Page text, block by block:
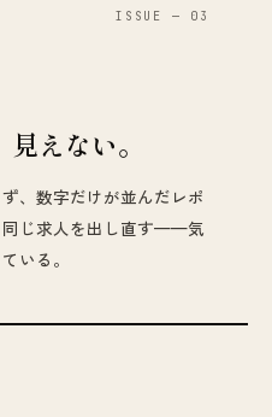
ISSUE — 03
えない。
、数字だけが並んだレポ
同じ求人を出し直す——気
いる。